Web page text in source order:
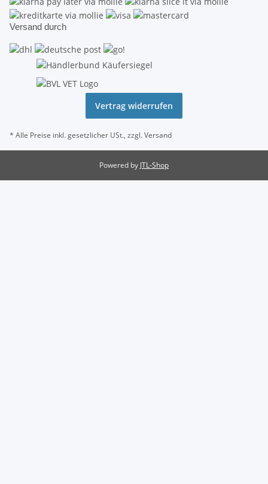
Versand durch
Vertrag widerrufen
* Alle Preise inkl. gesetzlicher USt., zzgl.Versand
Powered by JTL-Shop